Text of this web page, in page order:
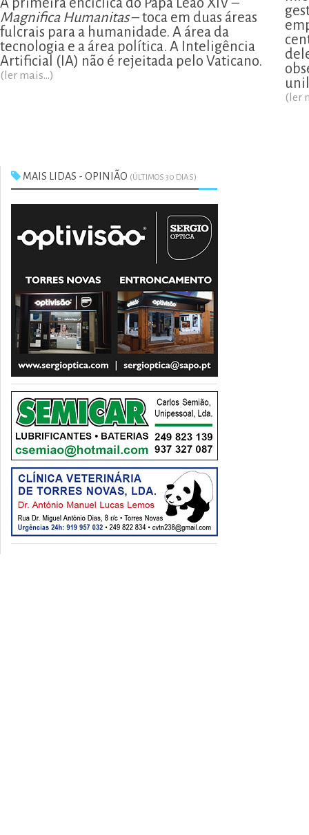
Magnifica Humanitas– toca em duas áreas
fulcrais para a humanidade. A área da
tecnologia e a área política. A Inteligência
Artificial (IA) não é rejeitada pelo Vaticano.
(ler mais...)
(ler
MAIS LIDAS - OPINIÃO (ÚLTIMOS 30 DIAS)